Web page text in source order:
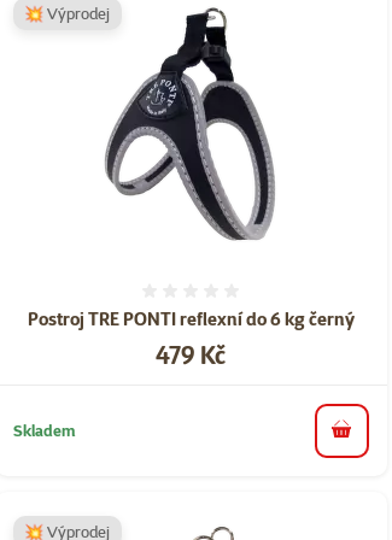
Postroj TRE PONTI reflexní do 6 kg černý
Cena
479 Kč
💥 Výprodej
Skladem do
💥 Výprodej